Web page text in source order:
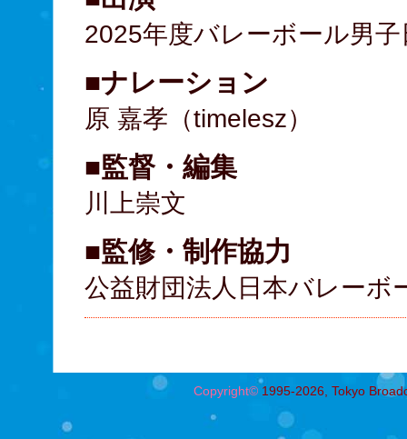
2025年度バレーボール男子
■ナレーション
原 嘉孝（timelesz）
■監督・編集
川上崇文
■監修・制作協力
公益財団法人日本バレーボ
Copyright©1995-2026, Tokyo